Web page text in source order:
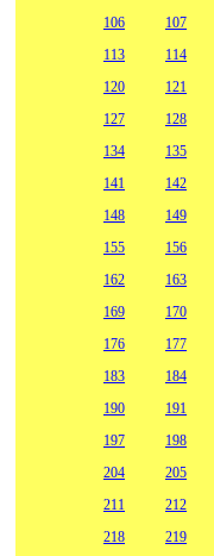
106
107
113
114
120
121
127
128
134
135
141
142
148
149
155
156
162
163
169
170
176
177
183
184
190
191
197
198
204
205
211
212
218
219